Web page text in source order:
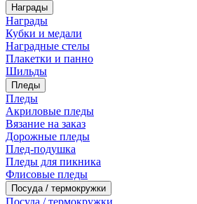
Награды
Награды
Кубки и медали
Наградные стелы
Плакетки и панно
Шильды
Пледы
Пледы
Акриловые пледы
Вязание на заказ
Дорожные пледы
Плед-подушка
Пледы для пикника
Флисовые пледы
Посуда / термокружки
Посуда / термокружки